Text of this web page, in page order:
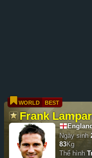
Frank
WORLD BEST
England
Ngày sinh
83Kg
Thể hình